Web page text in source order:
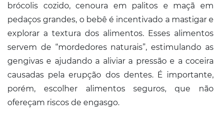
brócolis cozido, cenoura em palitos e maçã em
pedaços grandes, o bebê é incentivado a mastigar e
explorar a textura dos alimentos. Esses alimentos
servem de “mordedores naturais”, estimulando as
gengivas e ajudando a aliviar a pressão e a coceira
causadas pela erupção dos dentes. É importante,
porém, escolher alimentos seguros, que não
ofereçam riscos de engasgo.